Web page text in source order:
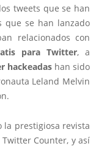
tweets que se han
que se han lanzado
relacionados con
para Twitter, a
hackeadas han sido
Leland Melvin
la prestigiosa revista
Counter, y así